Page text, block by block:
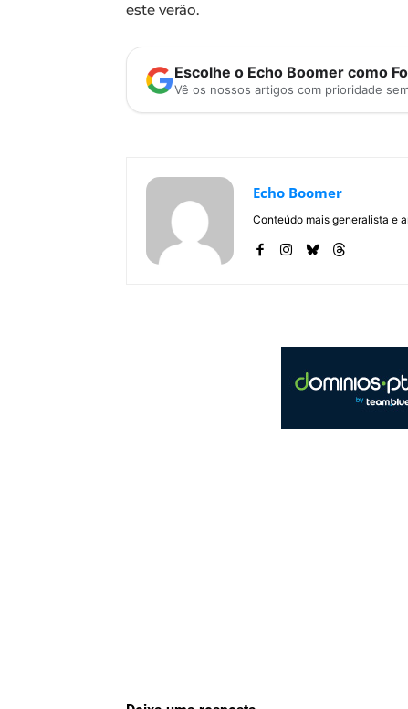
este verão.
Escolhe o Echo Boomer como
Vê os nossos artigos com prioridade
Echo Boomer
Conteúdo mais generalista e